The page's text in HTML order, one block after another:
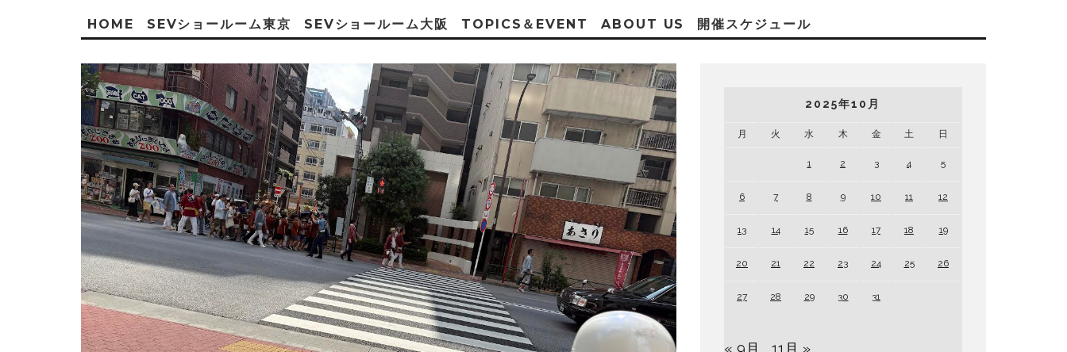
HOME SEVショールーム東京 SEVショールーム大阪 TOPICS＆EVENT ABOUT US 開催スケジュール
2025年10月
月 火 水 木 金 土 日
1 2 3 4 5
6 7 8 9 10 11 12
13 14 15 16 17 18 19
20 21 22 23 24 25 26
27 28 29 30 31
« 9月 11月 »